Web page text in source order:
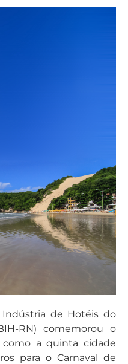
Indústria de Hotéis do
RN) comemorou o
a quinta cidade
para o Carnaval de